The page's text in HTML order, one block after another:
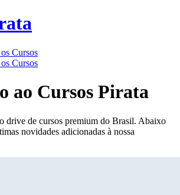
Cursos
Cursos
ao Cursos Pirata
drive de cursos premium do Brasil. Abaixo
novidades adicionadas à nossa